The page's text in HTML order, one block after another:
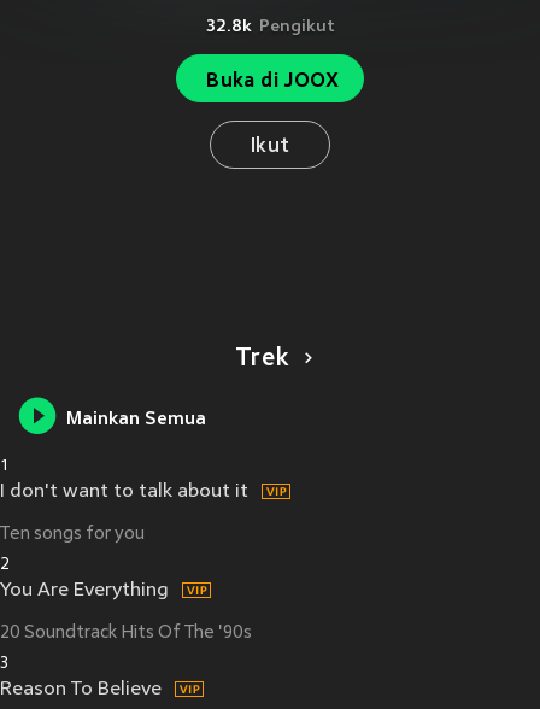
32.8k Pengikut
Buka di JOOX
Ikut
Trek
Mainkan Semua
1
I don't want to talk about it
Ten songs for you
2
You Are Everything
20 Soundtrack Hits Of The '90s
3
Reason To Believe